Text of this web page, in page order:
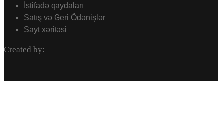
İstifadə qaydaları
Satış və Geri Ödənişlər
Sayt xəritəsi
Created by: